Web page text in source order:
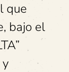
que
bajo el